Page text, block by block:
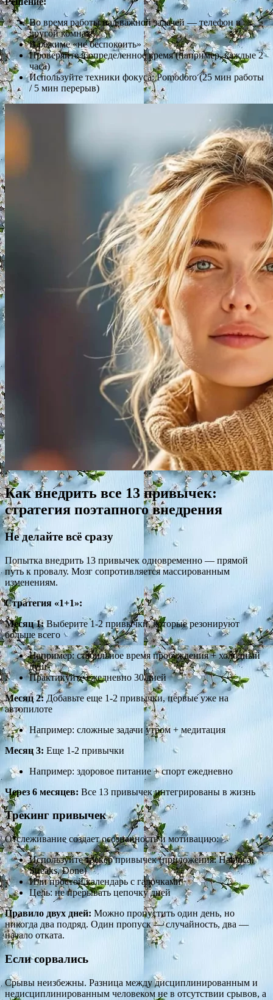
Во время работы над важной задачей — телефон в
другой комнате
В режиме «не беспокоить»
Проверяйте в определенное время (например, каждые 2
часа)
Используйте техники фокуса: Pomodoro (25 мин работы
/ 5 мин перерыв)
Как внедрить все 13 привычек:
стратегия поэтапного внедрения
Не делайте всё сразу
Попытка внедрить 13 привычек одновременно — прямой
путь к провалу. Мозг сопротивляется массированным
изменениям.
Стратегия «1+1»:
Месяц 1:Выберите 1-2 привычки, которые резонируют
больше всего
Например: стабильное время пробуждения + холодный
душ
Практикуйте ежедневно 30 дней
Месяц 2:Добавьте еще 1-2 привычки, первые уже на
автопилоте
Например: сложные задачи утром + медитация
Месяц 3: Еще 1-2 привычки
Например: здоровое питание + спорт ежедневно
Через 6 месяцев: Все 13 привычек интегрированы в жизнь
Трекинг привычек
Отслеживание создает осознанность и мотивацию:
Используйте трекер привычек (приложения: Habitica,
Streaks, Done)
Или простой календарь с галочками
Цель: не прерывать цепочку дней
Правило двух дней: Можно пропустить один день, но
никогда два подряд. Один пропуск — случайность, два —
начало отката.
Если сорвались
Срывы неизбежны. Разница между дисциплинированным и
недисциплинированным человеком не в отсутствии срывов, а